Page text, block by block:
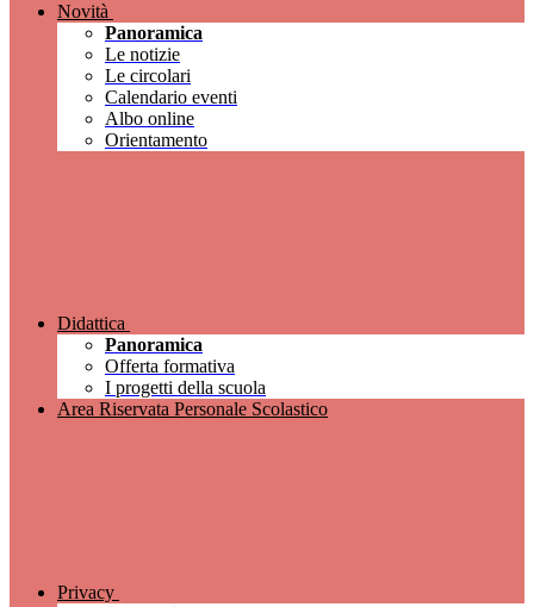
Novità
Panoramica
Le notizie
Le circolari
Calendario eventi
Albo online
Orientamento
Didattica
Panoramica
Offerta formativa
I progetti della scuola
Area Riservata Personale Scolastico
Privacy